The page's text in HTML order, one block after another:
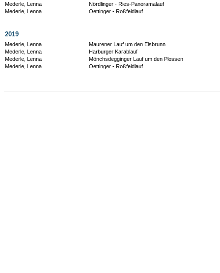
Mederle, Lenna
Nördlinger - Ries-Panoramalauf
Mederle, Lenna
Oettinger - Roßfeldlauf
2019
Mederle, Lenna
Maurener Lauf um den Eisbrunn
Mederle, Lenna
Harburger Karablauf
Mederle, Lenna
Mönchsdegginger Lauf um den Plossen
Mederle, Lenna
Oettinger - Roßfeldlauf